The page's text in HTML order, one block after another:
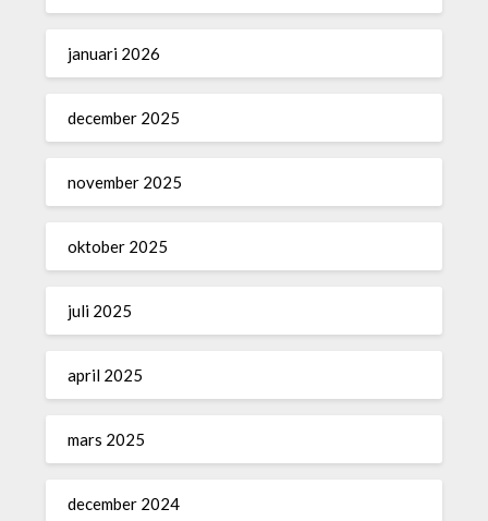
januari 2026
december 2025
november 2025
oktober 2025
juli 2025
april 2025
mars 2025
december 2024